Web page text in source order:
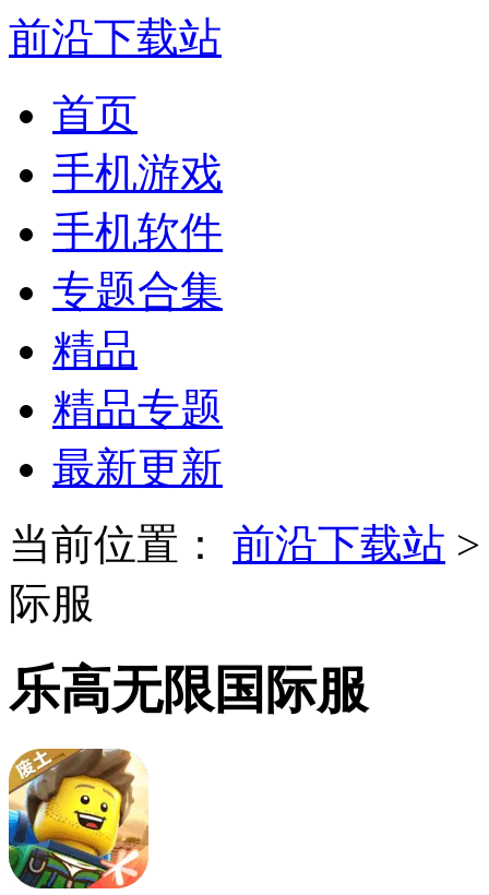
前沿下载站
首页
手机游戏
手机软件
专题合集
精品
精品专题
最新更新
当前位置：
前沿下载站
际服
乐高无限国际服